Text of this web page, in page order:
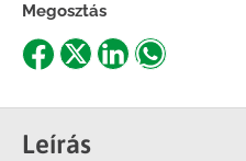
Megosztás
Share
Facebook
Share
X
ShareShare
Leírás